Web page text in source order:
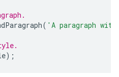
( 'A paragraph
);